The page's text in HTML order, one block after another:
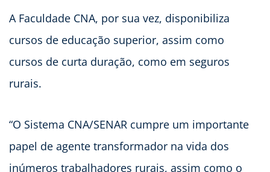
A Faculdade CNA, por sua vez, disponibiliza
cursos de educação superior, assim como
cursos de curta duração, como em seguros
rurais.
“O Sistema CNA/SENAR cumpre um importante
papel de agente transformador na vida dos
inúmeros trabalhadores rurais, assim como o